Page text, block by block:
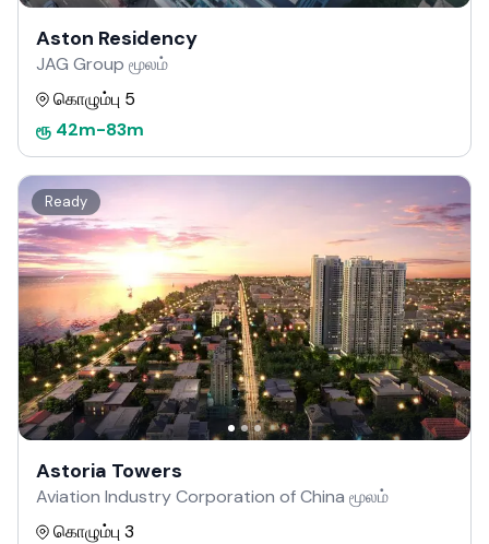
Aston Residency
JAG Group மூலம்
கொழும்பு 5
ரூ 42m-83m
Ready
Astoria Towers
Aviation Industry Corporation of China மூலம்
கொழும்பு 3